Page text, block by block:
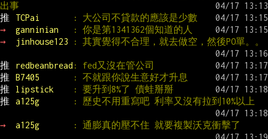
出事
推
TCPai
: 大公司不貸款的應該是少數
→
ganninian
: 你是第1341362個知道的人
→
jinhouse123 : 其實覺得不合理，就去做空，然後PO單。。
推 redbeanbread : fed又沒在管公司
推
B7405
: 不就跟你說生意好才升息
推
lipstick
: 要升到8%了 債蛙掰掰
推
a125g : 歷史不用重寫吧 利率又沒有拉到10%以上
→ a125g : 通膨真的壓不住 就要複製沃克衝擊了